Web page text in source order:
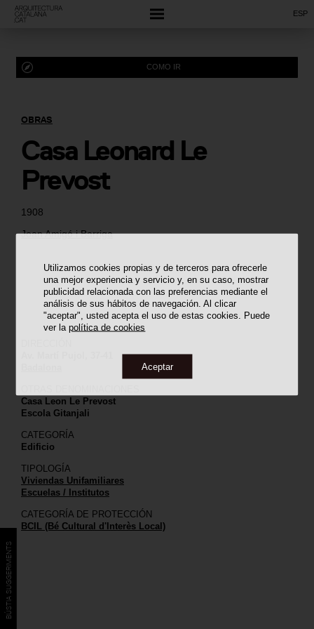
Utilizamos cookies propias y de terceros para ofrecerle
una mejor experiencia y servicio y, en su caso, mostrar
publicidad relacionada con las preferencias mediante el
análisis de sus hábitos de navegación. Al clicar
"aceptar", usted acepta el uso de estas cookies. Puede
ver lapolítica de cookies
Aceptar
ESP
1908
Joan Amigó i Barriga
OBRAS
Casa Leonard Le
Prevost
COMO IR
Casa Leon Le Prevost
Escola Gitanjali
CATEGORÍA
Edificio
TIPOLOGÍA
Viviendas Unifamiliares
Escuelas / Institutos
CATEGORÍA DE PROTECCIÓN
BCIL (Bé Cultural d'Interès Local)
BÚSTIA SUGGERIMENTS